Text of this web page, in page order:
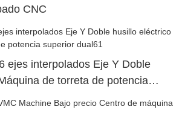
CNC
ejes interpolados Eje Y Doble
de torreta de potencia